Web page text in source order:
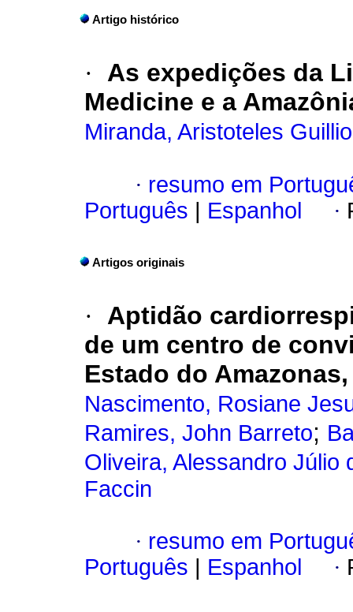
Artigo histórico
·
As expedições da
Medicine e a
Miranda, Aristoteles
· resumo em
Português
Espanhol ·
Artigos originais
·
Aptidão
de um centro de
Estado do
Nascimento, Rosiane
Ramires, John Barreto;
Oliveira, Alessandro Júlio
Faccin
· resumo em
Português
Espanhol ·